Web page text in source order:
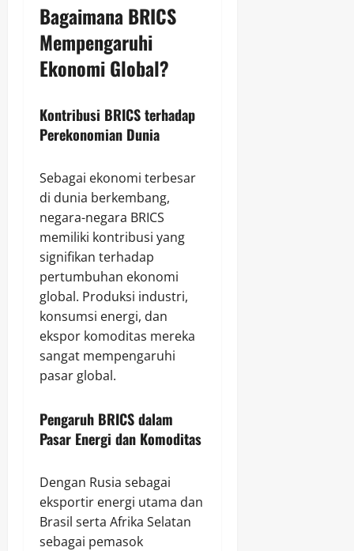
Bagaimana BRICS
Mempengaruhi
Ekonomi Global?
Kontribusi BRICS terhadap
Perekonomian Dunia
Sebagai ekonomi terbesar
di dunia berkembang,
negara-negara BRICS
memiliki kontribusi yang
signifikan terhadap
pertumbuhan ekonomi
global. Produksi industri,
konsumsi energi, dan
ekspor komoditas mereka
sangat mempengaruhi
pasar global.
Pengaruh BRICS dalam
Pasar Energi dan Komoditas
Dengan Rusia sebagai
eksportir energi utama dan
Brasil serta Afrika Selatan
sebagai pemasok